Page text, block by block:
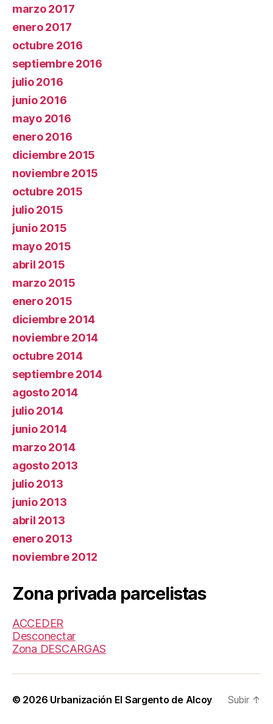
marzo 2017
enero 2017
octubre 2016
septiembre 2016
julio 2016
junio 2016
mayo 2016
enero 2016
diciembre 2015
noviembre 2015
octubre 2015
julio 2015
junio 2015
mayo 2015
abril 2015
marzo 2015
enero 2015
diciembre 2014
noviembre 2014
octubre 2014
septiembre 2014
agosto 2014
julio 2014
junio 2014
marzo 2014
agosto 2013
julio 2013
junio 2013
abril 2013
enero 2013
noviembre 2012
Zona privada parcelistas
ACCEDER
Desconectar
Zona DESCARGAS
© 2026 Urbanización El Sargento de Alcoy Subir ↑